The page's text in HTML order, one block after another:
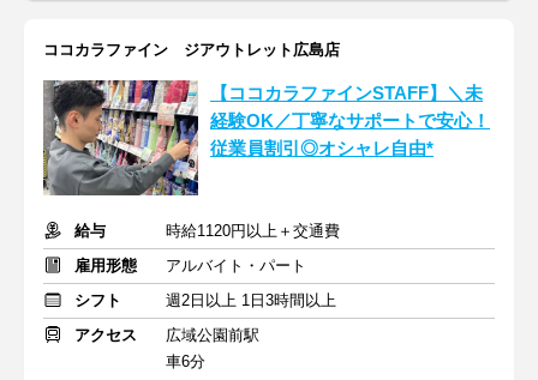
ココカラファイン ジアウトレット広島店
【ココカラファインSTAFF】＼未
経験OK／丁寧なサポートで安心！
従業員割引◎オシャレ自由*
給与
時給1120円以上＋交通費
雇用形態
アルバイト・パート
シフト
週2日以上 1日3時間以上
アクセス
広域公園前駅
車6分